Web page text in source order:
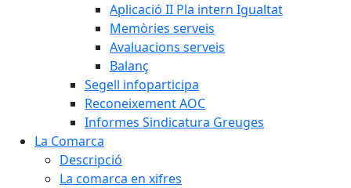
Aplicació II Pla intern Igualtat
Memòries serveis
Avaluacions serveis
Balanç
Segell infoparticipa
Reconeixement AOC
Informes Sindicatura Greuges
La Comarca
Descripció
La comarca en xifres